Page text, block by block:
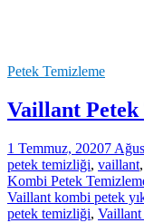
Petek Temizleme
Vaillant Petek
1 Temmuz, 20207
petek temizliği, vaillant,
Kombi Petek
Vaillant kombi petek
petek temizliği, Vaillant